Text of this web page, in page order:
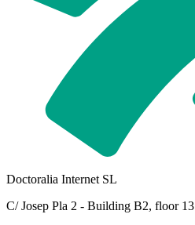
Doctoralia Internet SL
C/ Josep Pla 2 - Building B2, floor 13